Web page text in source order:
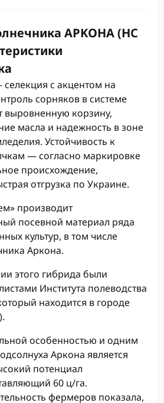
APKOHA (НС
селекция с акцентом на
сорняков в системе
выровненную корзину,
масла и надежность в зоне
Устойчивость к
— согласно маркировке
происхождение,
отгрузка по Украине.
производит
посевной материал ряда
культур, в том числе
Аркона.
этого гибрида были
Института полеводства
находится в городе
особенностью и одним
Аркона является
потенциал
60 ц/га.
фермеров показала,